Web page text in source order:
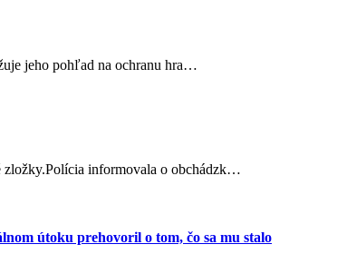
jeho pohľad na ochranu hra…
zložky.Polícia informovala o obchádzk…
útoku prehovoril o tom, čo sa mu stalo